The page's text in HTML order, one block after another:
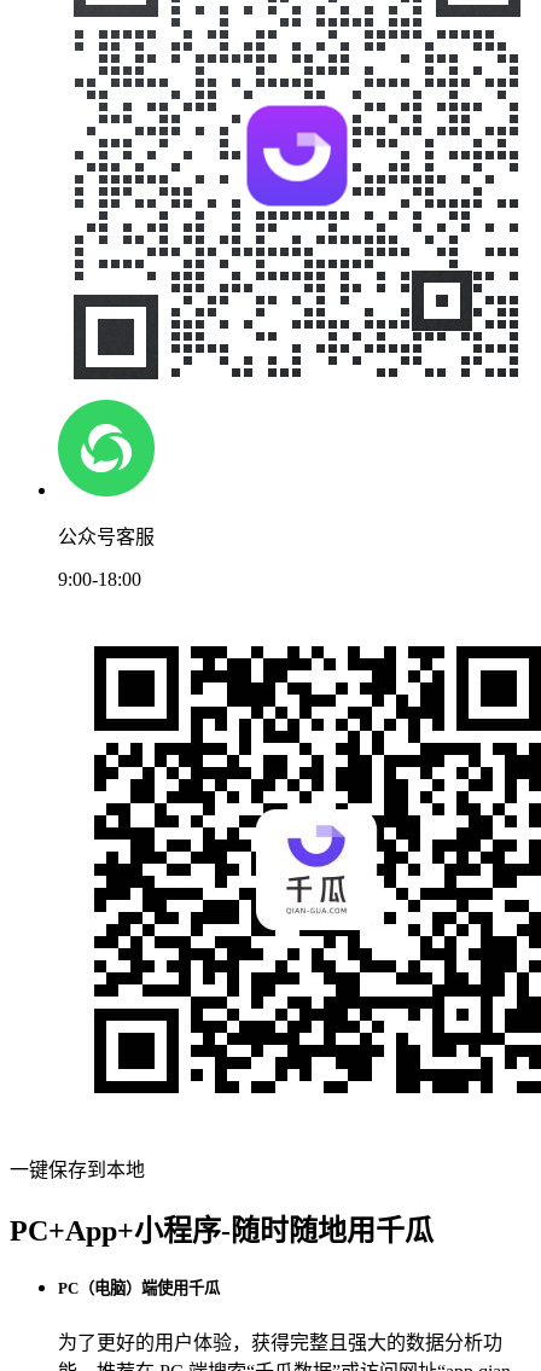
公众号客服
9:00-18:00
一键保存到本地
PC+App+小程序-随时随地用千瓜
PC（电脑）端使用千瓜
为了更好的用户体验，获得完整且强大的数据分析功